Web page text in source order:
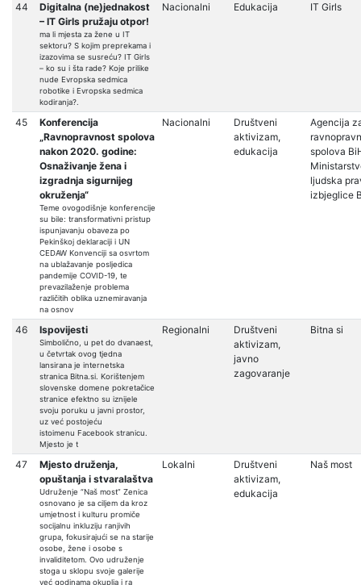
44
Digitalna (ne)jednakost
– IT Girls pružaju otpor!
ma li mjesta za žene u IT
sektoru? S kojim preprekama i
izazovima se susreću? IT Girls
– ko su i šta rade? Koje prilike
nude Evropska sedmica
robotike i Evropska sedmica
kodiranja?.
Nacionalni Edukacija IT Girls
45
Konferencija
„Ravnopravnost spolova
nakon 2020. godine:
Osnaživanje žena i
izgradnja sigurnijeg
okruženja“
Teme ovogodišnje konferencije
su bile: transformativni pristup
ispunjavanju obaveza po
Pekinškoj deklaraciji i UN
CEDAW Konvenciji sa osvrtom
na ublažavanje posljedica
pandemije COVID-19, te
prevazilaženje problema
različitih oblika uznemiravanja
na osnov
Nacionalni
Društveni
aktivizam,
edukacija
Agencija
spolova
ljudska
izbjeglice
46 Ispovijesti
Simbolično, u pet do dvanaest,
u četvrtak ovog tjedna
lansirana je internetska
stranica Bitna.si. Korištenjem
slovenske domene pokretačice
stranice efektno su iznijele
svoju poruku u javni prostor,
uz već postojeću
istoimenu Facebook stranicu.
Mjesto je t
Regionalni
Društveni
aktivizam,
javno
zagovaranje
Bitna si
47
Mjesto druženja,
opuštanja i stvaralaštva
Udruženje “Naš most” Zenica
osnovano je sa ciljem da kroz
umjetnost i kulturu promiče
socijalnu inkluziju ranjivih
grupa, fokusirajući se na starije
osobe, žene i osobe s
invaliditetom. Ovo udruženje
stoga u sklopu svoje galerije
već godinama okuplja i ra
Lokalni
Društveni
aktivizam,
edukacija
Naš most